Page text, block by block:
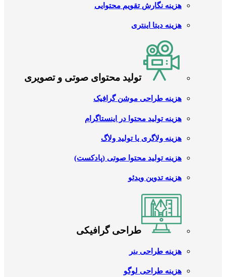
هزینه نگارش تقویم محتوایی
هزینه دیتا اینتری
تولید محتوای صوتی و تصویری
هزینه طراحی موشن گرافیک
هزینه تولید محتوا در اینستاگرام
هزینه ولاگری یا تولید ولاگ
هزینه تولید محتوا صوتی (پادکست)
هزینه تدوین ویدئو
طراحی گرافیکی
هزینه طراحی بنر
هزینه طراحی لوگو